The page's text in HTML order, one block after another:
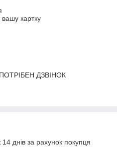
картку
ПОТРІБЕН ДЗВІНОК
днів за рахунок покупця